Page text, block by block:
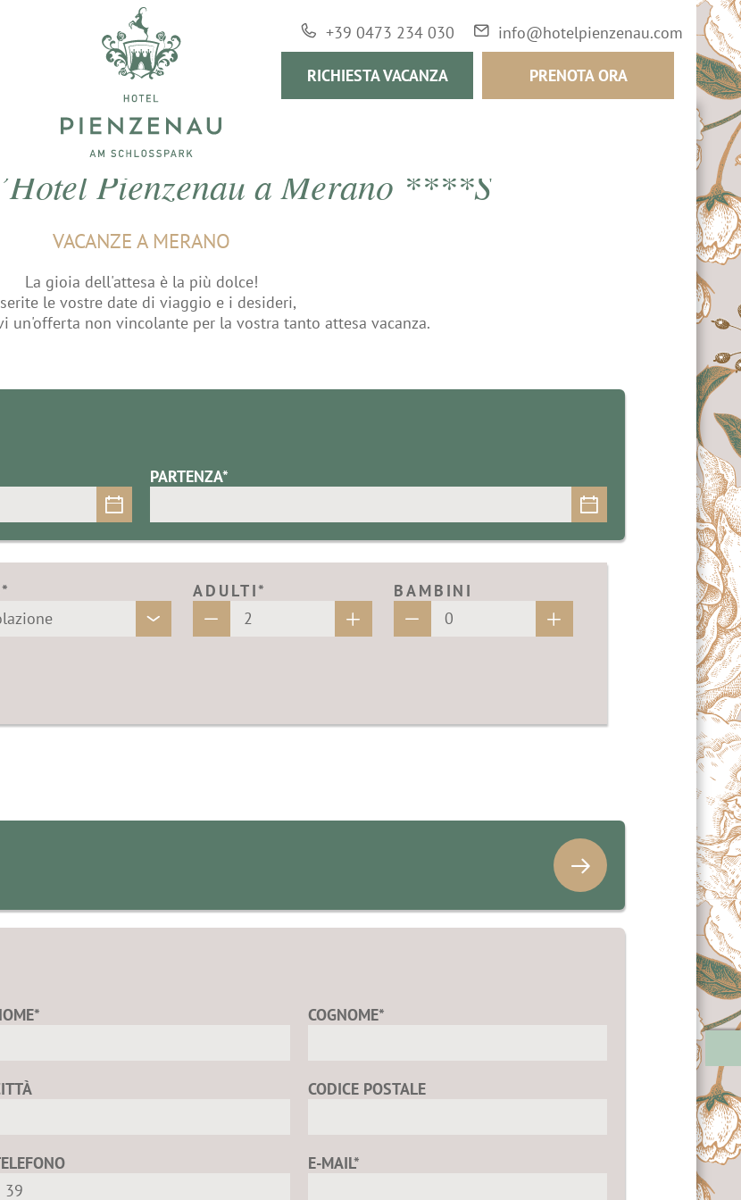
+39 0473 234 030 info@hotelpienzenau.com
RICHIESTA VACANZA PRENOTA ORA
Pienzenau a Merano ****S
VACANZE A MERANO
La gioia dell'attesa è la più dolce!
le vostre date di viaggio e i desideri,
un'offerta non vincolante per la vostra tanto attesa vacanza.
PARTENZA*
ADULTI* BAMBINI
COGNOME*
CODICE POSTALE
E-MAIL*